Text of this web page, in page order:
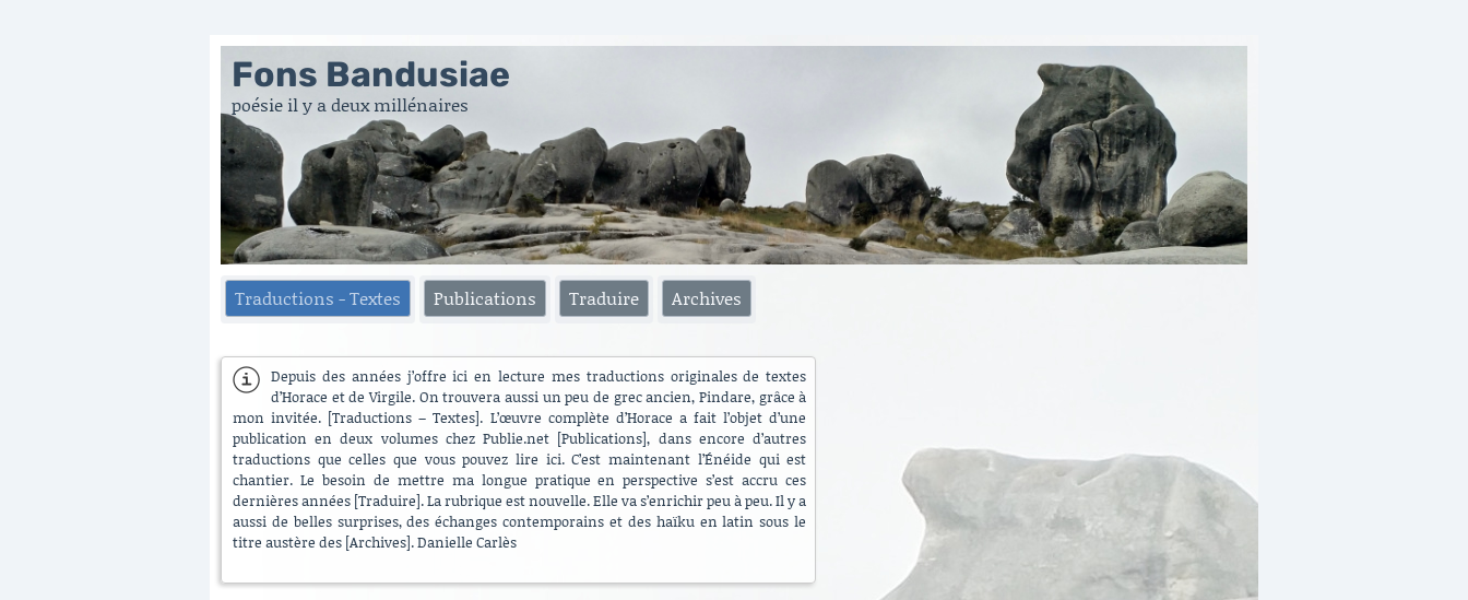
Fons Bandusiae
poésie il y a deux millénaires
Traductions - Textes Publications Traduire Archives
Depuis des années j’offre ici en lecture mes traductions originales de textes
d’Horace et de Virgile. On trouvera aussi un peu de grec ancien, Pindare, grâce à
mon invitée. [Traductions – Textes]. L’œuvre complète d’Horace a fait l’objet d’une
publication en deux volumes chez Publie.net [Publications], dans encore d’autres
traductions que celles que vous pouvez lire ici. C’est maintenant l’Énéide qui est
chantier. Le besoin de mettre ma longue pratique en perspective s’est accru ces
dernières années [Traduire]. La rubrique est nouvelle. Elle va s’enrichir peu à peu. Il y a
aussi de belles surprises, des échanges contemporains et des haïku en latin sous le
titre austère des [Archives]. Danielle Carlès